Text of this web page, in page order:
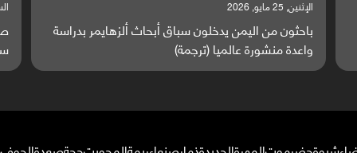
السبت, 23 مايو, 2026
صراع دولي يتصاعد قرب اليمن والبحر الأحمر يتحول إلى
ساحة مواجهة عالمية (ترجمة)